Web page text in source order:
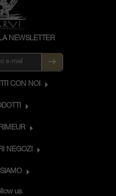
NEWSLETTER
CON NOI
NEGOZI
us